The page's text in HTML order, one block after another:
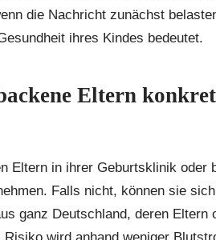
die Nachricht zunächst
ihres Kindes bedeutet.
Eltern
Eltern in ihrer Geburtsklinik oder
Falls nicht, können sie
ganz Deutschland, deren Eltern